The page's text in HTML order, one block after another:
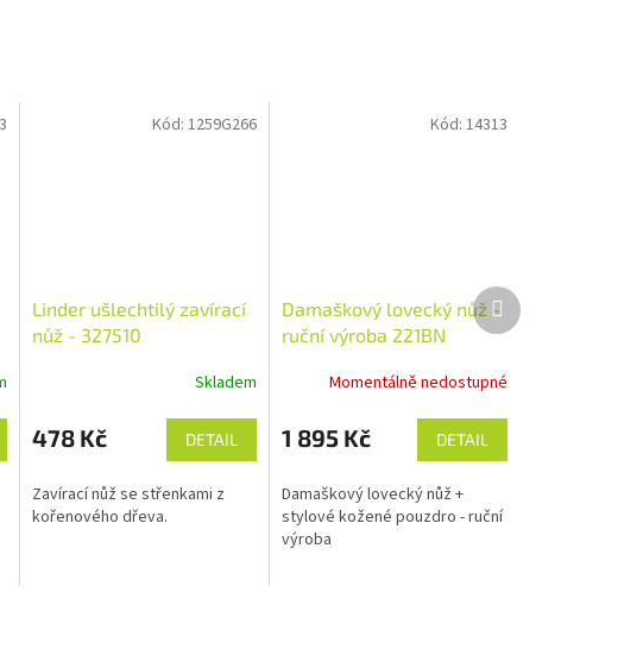
Linder ušlechtilý zavírací
nůž - 327510
Skladem
478 Kč DETAIL
Zavírací nůž se střenkami z
kořenového dřeva.
Kód:1259G266
Damaškový lovecký nůž -
ruční výroba 221BN
Momentálně nedostupné
1 895 Kč DETAIL
Damaškový lovecký nůž +
stylové kožené pouzdro - ruční
výroba
Kód: 14313
Další
produkt